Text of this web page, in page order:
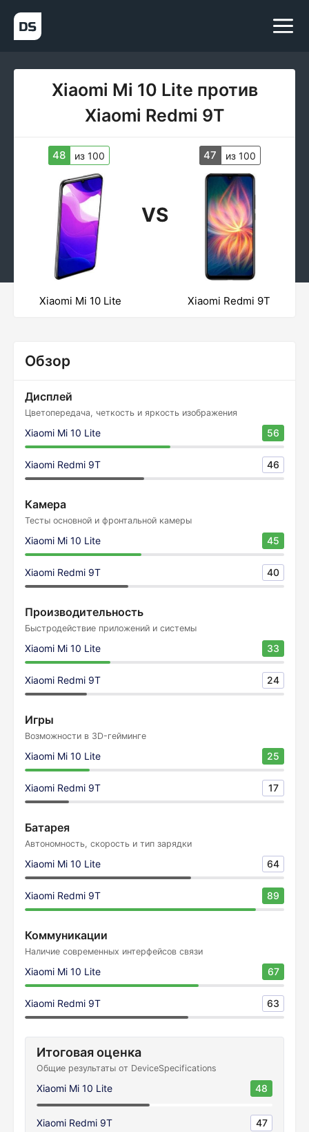
Xiaomi Mi 10 Lite против
Xiaomi Redmi 9T
48 из 100
VS
47 из 100
Xiaomi Mi 10 Lite Xiaomi Redmi 9T
Обзор
Дисплей
Цветопередача, четкость и яркость изображения
Xiaomi Mi 10 Lite 56
Xiaomi Redmi 9T 46
Камера
Тесты основной и фронтальной камеры
Xiaomi Mi 10 Lite 45
Xiaomi Redmi 9T 40
Производительность
Быстродействие приложений и системы
Xiaomi Mi 10 Lite 33
Xiaomi Redmi 9T 24
Игры
Возможности в 3D-гейминге
Xiaomi Mi 10 Lite 25
Xiaomi Redmi 9T 17
Батарея
Автономность, скорость и тип зарядки
Xiaomi Mi 10 Lite 64
Xiaomi Redmi 9T 89
Коммуникации
Наличие современных интерфейсов связи
Xiaomi Mi 10 Lite 67
Xiaomi Redmi 9T 63
Итоговая оценка
Общие результаты от DeviceSpecifications
Xiaomi Mi 10 Lite 48
Xiaomi Redmi 9T 47